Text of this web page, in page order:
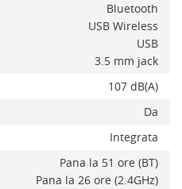
Bluetooth
USB Wireless
USB
3.5 mm jack
107 dB(A)
Da
Integrata
Pana la 51 ore (BT)
Pana la 26 ore (2.4GHz)